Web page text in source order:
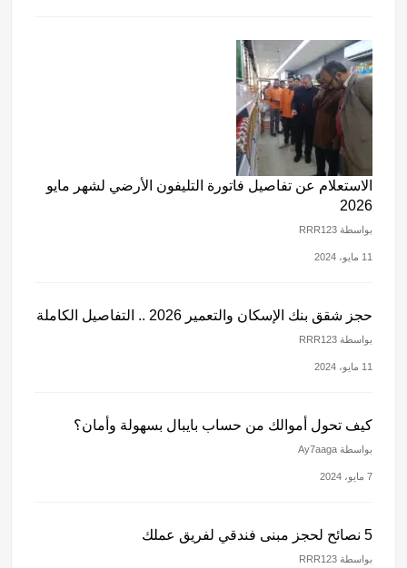
الاستعلام عن تفاصيل فاتورة التليفون الأرضي لشهر مايو
2026
بواسطة RRR123
11 مايو، 2024
حجز شقق بنك الإسكان والتعمير 2026 .. التفاصيل الكاملة
بواسطة RRR123
11 مايو، 2024
كيف تحول أموالك من حساب بايبال بسهولة وأمان؟
بواسطة Ay7aaga
7 مايو، 2024
5 نصائح لحجز مبنى فندقي لفريق عملك
بواسطة RRR123